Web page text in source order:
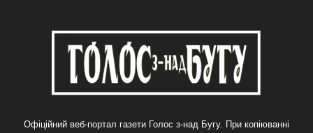
Офіційний веб-портал газети Голос з-над Бугу. При копіюванні